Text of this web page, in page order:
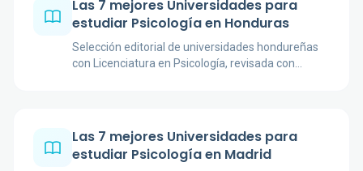
Las 7 mejores Universidades para
estudiar Psicología en Honduras
Selección editorial de universidades hondureñas
con Licenciatura en Psicología, revisada con
Las 7 mejores Universidades para
estudiar Psicología en Madrid